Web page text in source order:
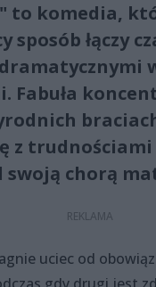
to komedia,
sposób łączy
Fabuła
z
swoją chorą
uciec od